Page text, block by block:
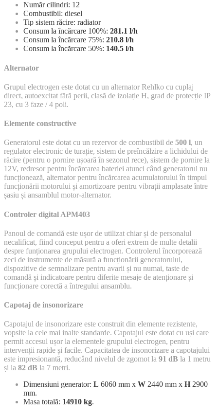
Număr cilindri: 12
Combustibil: diesel
Tip sistem răcire: radiator
Consum la încărcare 100%: 281.1 l/h
Consum la încărcare 75%: 210.8 l/h
Consum la încărcare 50%: 140.5 l/h
Alternator
Grupul electrogen este dotat cu un alternator Rehlko cu cuplaj
direct, autoexcitat fără perii, clasă de izolație H, grad de protecție IP
23, cu 3 faze / 4 poli.
Elemente constructive
Generatorul este dotat cu un rezervor de combustibil de 500 l, un
regulator electronic de turație, sistem de preîncălzire a lichidului de
răcire (pentru o pornire ușoară în sezonul rece), sistem de pornire la
12V, redresor pentru încărcarea bateriei atunci când generatorul nu
funcționează, alternator pentru încărcarea acumulatorului în timpul
funcționării motorului și amortizoare pentru vibrații amplasate între
șasiu și ansamblul motor-alternator.
Controler digital APM403
Panoul de comandă este ușor de utilizat chiar și de personalul
necalificat, fiind conceput pentru a oferi extrem de multe detalii
despre funționarea grupului electrogen. Controlerul încorporează
zeci de instrumente de măsură a funcționării generatorului,
dispozitive de semnalizare pentru avarii și nu numai, taste de
comandă și indicatoare pentru diferite mesaje de atenționare și
funcționare corectă a întregului ansamblu.
Capotaj de insonorizare
Capotajul de insonorizare este construit din elemente rezistente,
vopsite la cele mai inalte standarde. Capotajul este dotat cu uși care
permit accesul ușor la elementele grupului electrogen, pentru
intervenții rapide și facile. Capacitatea de insonorizare a capotajului
este impresionantă, reducând nivelul de zgomot la 91 dB la 1 metru
și la 82 dB la 7 metri.
Dimensiuni generator: L 6060 mm x W 2440 mm x H 2900
mm.
Masa totală: 14910 kg.